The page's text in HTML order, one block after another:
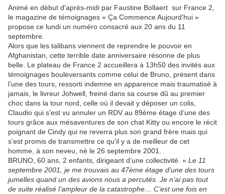
Animé en début d'après-midi par Faustine Bollaert sur France 2,
le magazine de témoignages « Ça Commence Aujourd’hui »
propose ce lundi un numéro consacré aux 20 ans du 11
septembre.
Alors que les talibans viennent de reprendre le pouvoir en
Afghanistan, cette terrible date anniversaire résonne de plus
belle. Le plateau de France 2 accueillera à 13h50 des invités aux
témoignages bouleversants comme celui de Bruno, présent dans
l’une des tours, ressorti indemne en apparence mais traumatisé à
jamais, le livreur Johwell, freiné dans sa course dû au premier
choc dans la tour nord, celle où il devait y déposer un colis,
Claudio qui s’est vu annuler un RDV au 89ème étage d’une des
tours grâce aux mésaventures de son chat Kitty ou encore le récit
poignant de Cindy qui ne reverra plus son grand frère mais qui
s’est promis de transmettre ce qu’il y a de meilleur de cet
homme, à son neveu, né le 26 septembre 2001.
BRUNO, 60 ans, 2 enfants, dirigeant d’une collectivité. « Le 11
septembre 2001, je me trouvais au 47ème étage d’une des tours
jumelles quand un des avions nous a percutés. Je n’ai pas tout
de suite réalisé l’ampleur de la catastrophe… C’est une fois en